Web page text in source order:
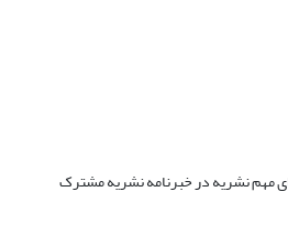
مهم نشریه در خبرنامه نشریه مشترک